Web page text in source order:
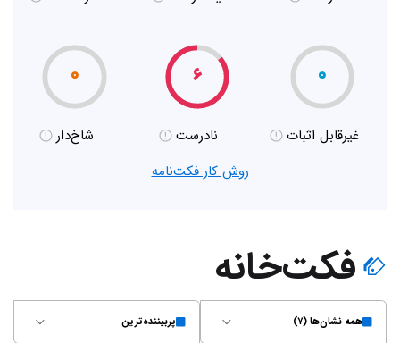
۰
غیر‌قابل اثبات
۶
نادرست
۰
شاخ‌دار
روش کار فکت‌نامه
فکت‌خانه
همه نشان‌ها (۷) پربیننده‌ترین